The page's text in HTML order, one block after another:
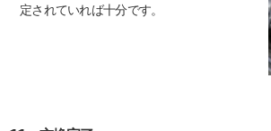
定されていれば十分です。